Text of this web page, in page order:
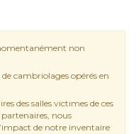
non
cambriolages opérés en
des salles victimes de ces
partenaires, nous
de notre inventaire